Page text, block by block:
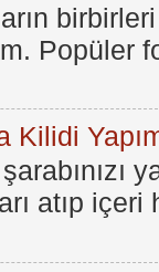
Popüler
Kilidi
atıp